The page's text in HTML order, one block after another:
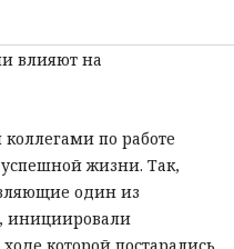
влияют на
по работе
жизни. Так,
один из
инициировали